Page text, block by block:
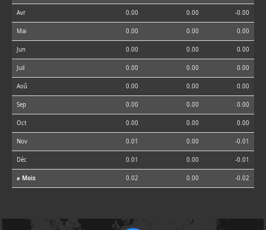
Avr 0.00 0.00 -0.00
Mai 0.00 0.00 0.00
Jun 0.00 0.00 0.00
Juil 0.00 0.00 0.00
Aoû 0.00 0.00 0.00
Sep 0.00 0.00 0.00
Oct 0.00 0.00 0.00
Nov 0.01 0.00 -0.01
Déc 0.01 0.00 -0.01
⌀ Mois 0.02 0.00 -0.02